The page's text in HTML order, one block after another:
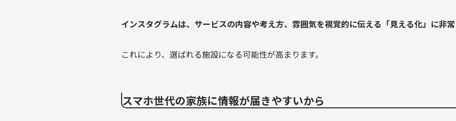
インスタグラムは、サービスの内容や考え方、雰囲気を視覚的に伝える「見える化」に非
これにより、選ばれる施設になる可能性が高まります。
スマホ世代の家族に情報が届きやすいから